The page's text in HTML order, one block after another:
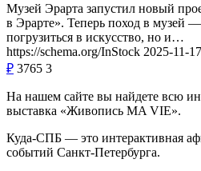
Музей Эрарта запустил новый
в Эрарте». Теперь поход в музей
погрузиться в искусство, но и…
https://schema.org/InStock 2025-11-
₽ 3765 3
На нашем сайте вы найдете всю
выставка «Живопись MA VIE».
Куда-СПБ — это интерактивная
событий Санкт-Петербурга.